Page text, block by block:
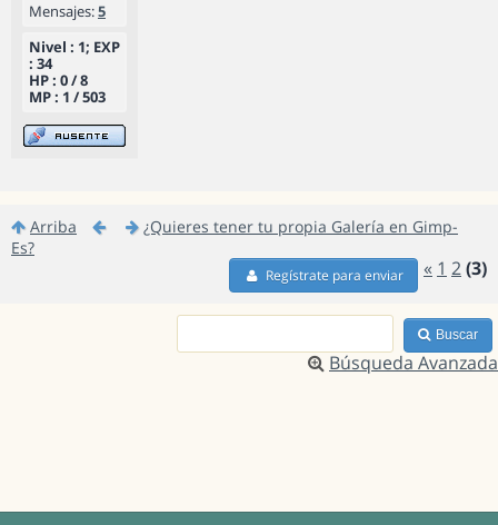
Mensajes:5
Nivel : 1; EXP
: 34
HP : 0 / 8
MP : 1 / 503
Arriba
¿Quieres tener tu propia Galería en Gimp-
Es?
« 1 2(3)
Regístrate para enviar
Buscar
Búsqueda Avanzada